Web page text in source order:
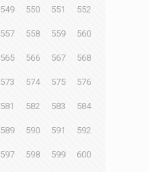
549 550 551 552
557 558 559 560
565 566 567 568
573 574 575 576
581 582 583 584
589 590 591 592
597 598 599 600